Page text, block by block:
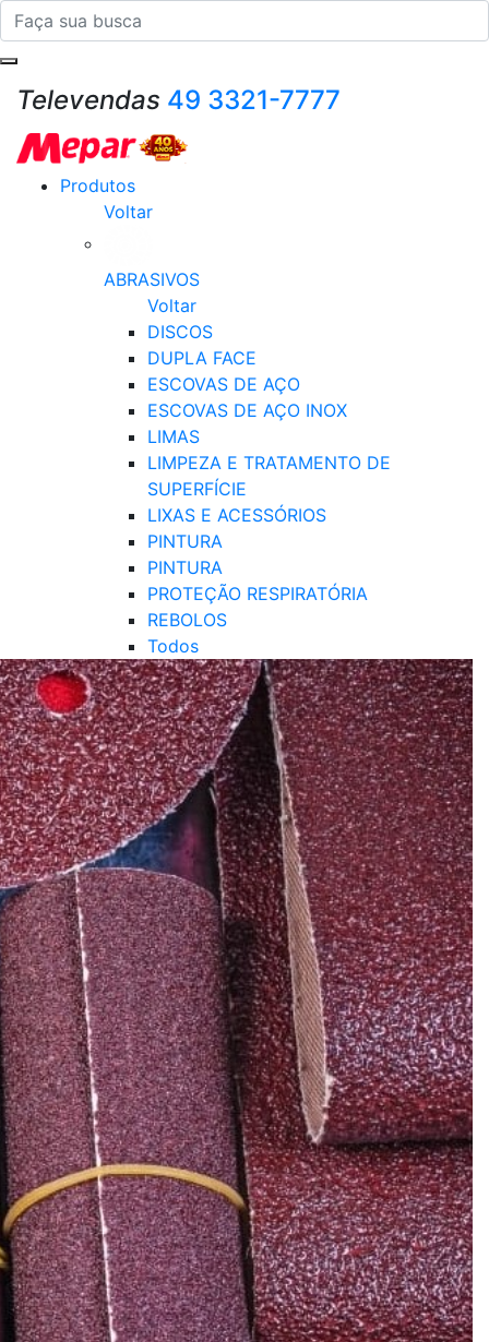
Televendas 49 3321-7777
Produtos
Voltar
ABRASIVOS
Voltar
DISCOS
DUPLA FACE
ESCOVAS DE AÇO
ESCOVAS DE AÇO INOX
LIMAS
LIMPEZA E TRATAMENTO DE
SUPERFÍCIE
LIXAS E ACESSÓRIOS
PINTURA
PINTURA
PROTEÇÃO RESPIRATÓRIA
REBOLOS
Todos